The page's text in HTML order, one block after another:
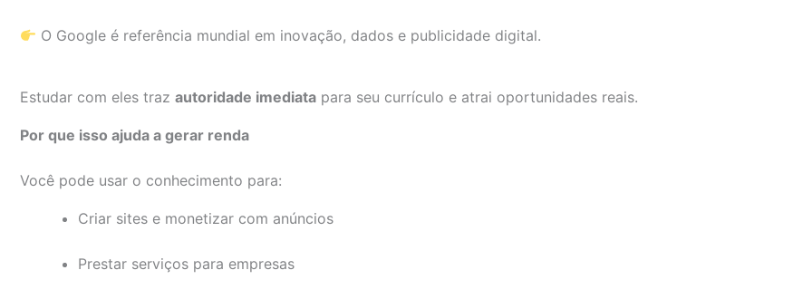
O Google é referência mundial em inovação, dados e publicidade digital.
Estudar com eles traz autoridade imediata para seu currículo e atrai oportunidades reais.
Por que isso ajuda a gerar renda
Você pode usar o conhecimento para:
Criar sites e monetizar com anúncios
Prestar serviços para empresas